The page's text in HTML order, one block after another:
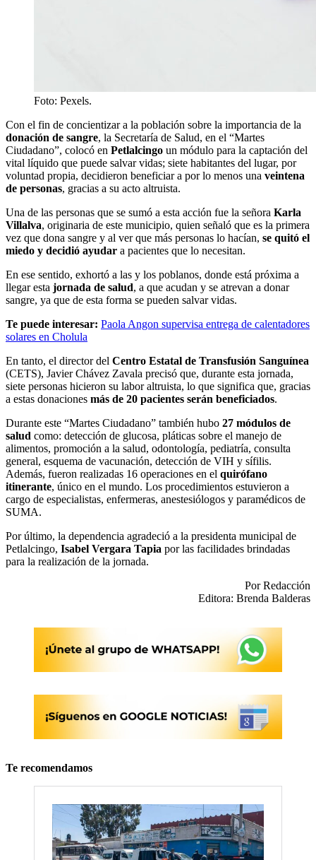
Foto: Pexels.
Con el fin de concientizar a la población sobre la importancia de la
donación de sangre, la Secretaría de Salud, en el “Martes
Ciudadano”, colocó en Petlalcingo un módulo para la captación del
vital líquido que puede salvar vidas; siete habitantes del lugar, por
voluntad propia, decidieron beneficiar a por lo menos una veintena
de personas, gracias a su acto altruista.
Una de las personas que se sumó a esta acción fue la señora Karla
Villalva, originaria de este municipio, quien señaló que es la primera
vez que dona sangre y al ver que más personas lo hacían, se quitó el
miedo y decidió ayudar a pacientes que lo necesitan.
En ese sentido, exhortó a las y los poblanos, donde está próxima a
llegar esta jornada de salud, a que acudan y se atrevan a donar
sangre, ya que de esta forma se pueden salvar vidas.
Te puede interesar: Paola Angon supervisa entrega de calentadores
solares en Cholula
En tanto, el director del Centro Estatal de Transfusión Sanguínea
(CETS), Javier Chávez Zavala precisó que, durante esta jornada,
siete personas hicieron su labor altruista, lo que significa que, gracias
a estas donaciones más de 20 pacientes serán beneficiados.
Durante este “Martes Ciudadano” también hubo 27 módulos de
salud como: detección de glucosa, pláticas sobre el manejo de
alimentos, promoción a la salud, odontología, pediatría, consulta
general, esquema de vacunación, detección de VIH y sífilis.
Además, fueron realizadas 16 operaciones en el quirófano
itinerante, único en el mundo. Los procedimientos estuvieron a
cargo de especialistas, enfermeras, anestesiólogos y paramédicos de
SUMA.
Por último, la dependencia agradeció a la presidenta municipal de
Petlalcingo, Isabel Vergara Tapia por las facilidades brindadas
para la realización de la jornada.
Por Redacción
Editora: Brenda Balderas
Te recomendamos